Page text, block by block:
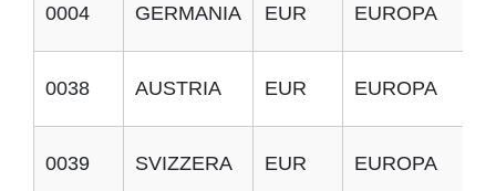
0004 GERMANIA EUR EUROPA
0038 AUSTRIA EUR EUROPA
0039 SVIZZERA EUR EUROPA